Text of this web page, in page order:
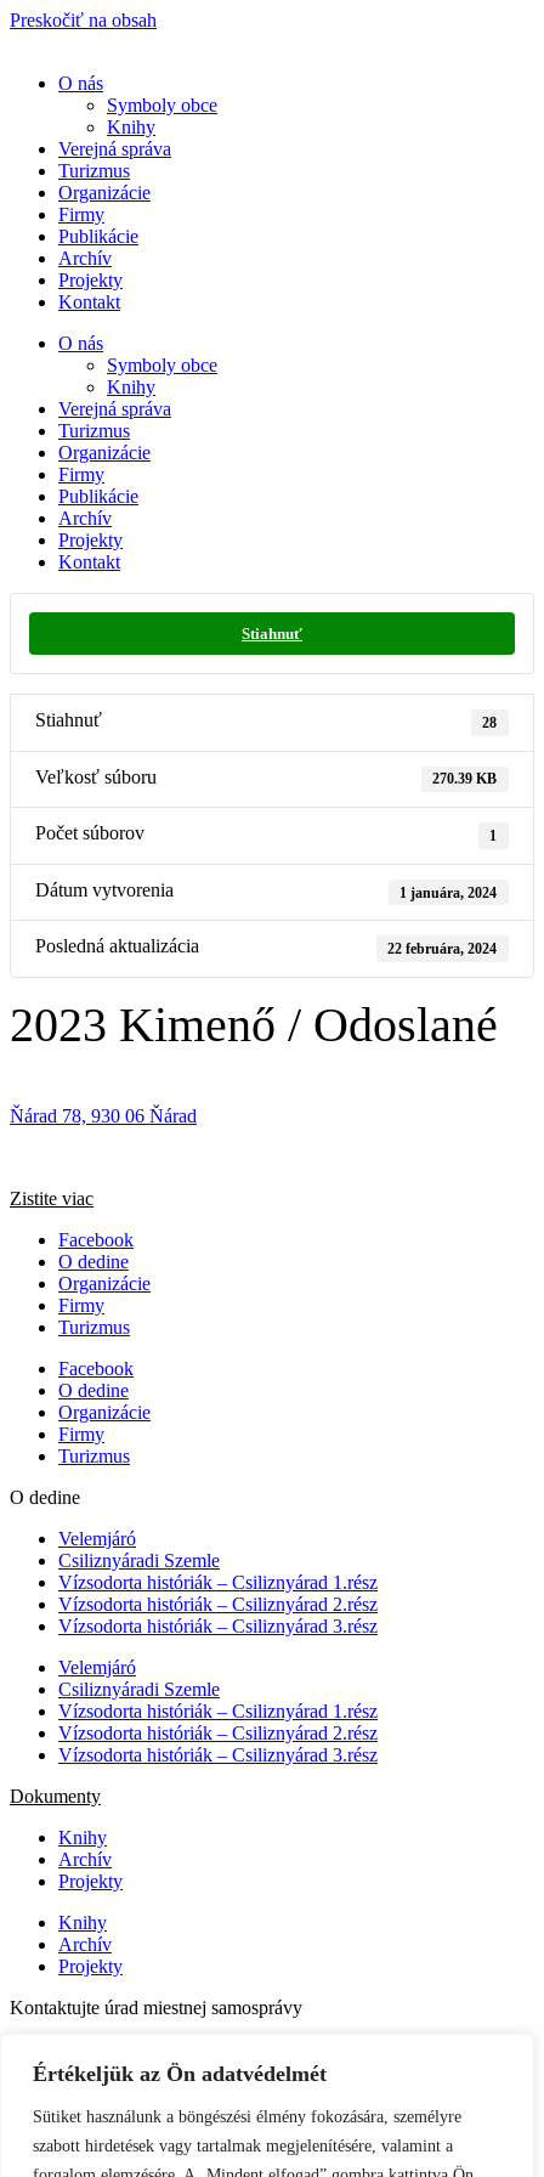
Értékeljük az Ön adatvédelmét
Sütiket használunk a böngészési élmény fokozására, személyre
szabott hirdetések vagy tartalmak megjelenítésére, valamint a
Preskočiť na obsah
O nás
Symboly obce
Knihy
Verejná správa
Turizmus
Organizácie
Firmy
Publikácie
Archív
Projekty
Kontakt
O nás
Symboly obce
Knihy
Verejná správa
Turizmus
Organizácie
Firmy
Publikácie
Archív
Projekty
Kontakt
Stiahnuť
Stiahnuť 28
Veľkosť súboru 270.39 KB
Počet súborov 1
Dátum vytvorenia 1 januára, 2024
Posledná aktualizácia 22 februára, 2024
2023 Kimenő / Odoslané
Ňárad 78, 930 06 Ňárad
Zistite viac
Facebook
O dedine
Organizácie
Firmy
Turizmus
Facebook
O dedine
Organizácie
Firmy
Turizmus
O dedine
Velemjáró
Csiliznyáradi Szemle
Vízsodorta históriák – Csiliznyárad 1.rész
Vízsodorta históriák – Csiliznyárad 2.rész
Vízsodorta históriák – Csiliznyárad 3.rész
Velemjáró
Csiliznyáradi Szemle
Vízsodorta históriák – Csiliznyárad 1.rész
Vízsodorta históriák – Csiliznyárad 2.rész
Vízsodorta históriák – Csiliznyárad 3.rész
Dokumenty
Knihy
Archív
Projekty
Knihy
Archív
Projekty
Kontaktujte úrad miestnej samosprávy
Obecný úrad v Chilisnyárade – radi vám pomôžeme s akoukoľvek
otázkou týkajúcou sa miestnych služieb, administratívy alebo
komunitných záležitostí.
031/5549202